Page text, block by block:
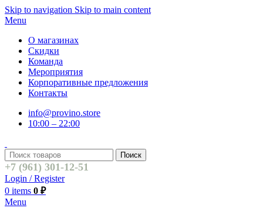
Skip to navigation Skip to main content
Menu
О магазинах
Скидки
Команда
Мероприятия
Корпоративные предложения
Контакты
info@provino.store
10:00 – 22:00
Поиск
+7 (961) 301-12-51
Login / Register
0 items 0 ₽
Menu